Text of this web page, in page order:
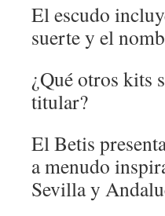
El escudo
suerte y el
¿Qué otros kits
titular?
El Betis
a menudo
Sevilla y